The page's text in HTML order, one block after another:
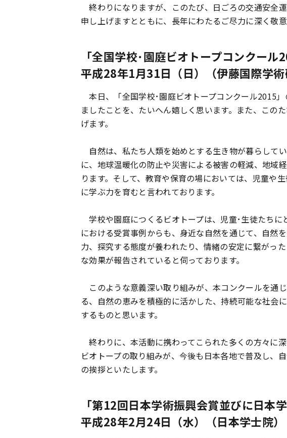
終わりになりますが、このたび、日ごろの交通安全
申し上げますとともに、長年にわたるご尽力に深く敬
「全国学校･園庭ビオトープコンクー
平成28年1月31日（日）（伊藤国際学術
本日、「全国学校･園庭ビオトープコンクール2015
ましたことを、たいへん嬉しく思います。また、この
げます。
自然は、私たち人類を始めとする生き物が暮らして
に、地球温暖化の防止や災害による被害の軽減、地域
ります。そして、教育や保育の場においては、児童や
に学ぶ力を育むと言われております。
学校や園庭につくるビオトープは、児童･生徒たち
における受賞事例からも、身近な自然を通じて、自然
力、探究する態度が養われたり、情緒の安定に繋がっ
な効果が報告されていると伺っております。
このような意義深い取り組みが、本コンクールを通
る、自然の恵みを積極的に活かした、持続可能な社会
するものと思います。
終わりに、本活動に携わってこられた多くの方々に
ビオトープの取り組みが、今後も日本各地で普及し、
の挨拶といたします。
「第12回日本学術振興会賞並びに日本
平成28年2月24日（水）（日本学士院）